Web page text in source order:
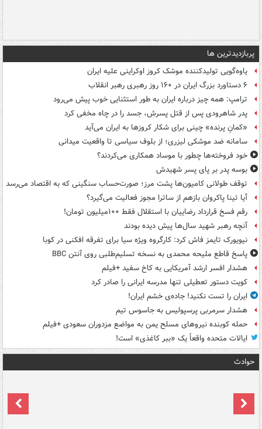
پربازدیدترین ها
یاوه‌گویی تولیدکننده موشک کروز اوکراینی علیه ایران
۶ دستاورد بزرگ ایران در ۱۶۰ روز رهبری رهبر انقلاب
ترامپ: همه چیز درباره ایران به طور استثنایی خوب پیش می‌رود
پدر شاهرودی پس از قتل پسرش، جسد را در چاه مخفی کرد
«کمانِ پرنده» چینی برای شکار کروزها به ایران می‌آید
سامانه ضد موشکی لیزری؛ از بلوف سیاسی تا واقعیت میدانی
خود فروخته‌ها چطور با موساد همکاری می‌کردند؟
بوسه‌ پدر بر پای پسر شهیدش
توقف طولانی کامیون‌ها پشت مرز؛ صورت‌حساب سنگینی که به اقتصاد می‌رسد
آیا تینا پاکروان بازهم از ساترا مجوز فعالیت می‌گیرد؟
رقم فسخ قرارداد رضاییان با استقلال فقط ۱۰۰میلیون تومان!
آنچه رهبر شهید سال‌ها پیش دیده بودند
نیویورک تایمز فاش کرد: کارگروه ویژه سیا برای تفرقه افکنی در کوبا
پاسخ قاطع ملیحه محمدی به نسخه تسلیم‌طلبی روی آنتن BBC
هشدار افسر ارشد آمریکایی به کاخ سفید +فیلم
کویت دستور تعطیلی تنها مدرسه ایرانی را صادر کرد
ایران را تست نکنید! جاده‌ی خشم ایران!
هشدار سرمربی پرسپولیس به جاسوس تیم
حمله کوبنده نیروهای مسلح یمن به مواضع مزدوران سعودی +فیلم
ایالات متحده واقعاً یک «ببر کاغذی» است!
حوادث